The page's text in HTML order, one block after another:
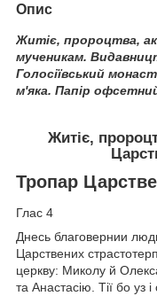
Опис
Житіє, пророцтва,
мученикам.
Голосіївський
м'яка. Папір
Житіє,
Тропар
Глас 4
Днесь благовернии
Царствених
церкву: Миколу й
та Анастасію. Тії бо уз